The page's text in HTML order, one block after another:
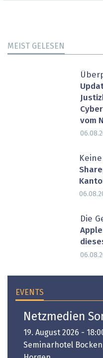
MEIST GELESEN
vom
Die
EVENTS
Netzmedien
19. August 2026 -
Seminarhotel